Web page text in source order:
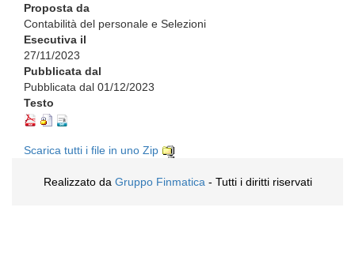
Proposta da
Contabilità del personale e Selezioni
Esecutiva il
27/11/2023
Pubblicata dal
Pubblicata dal 01/12/2023
Testo
Scarica tutti i file in uno Zip
Realizzato da Gruppo Finmatica- Tutti i diritti riservati